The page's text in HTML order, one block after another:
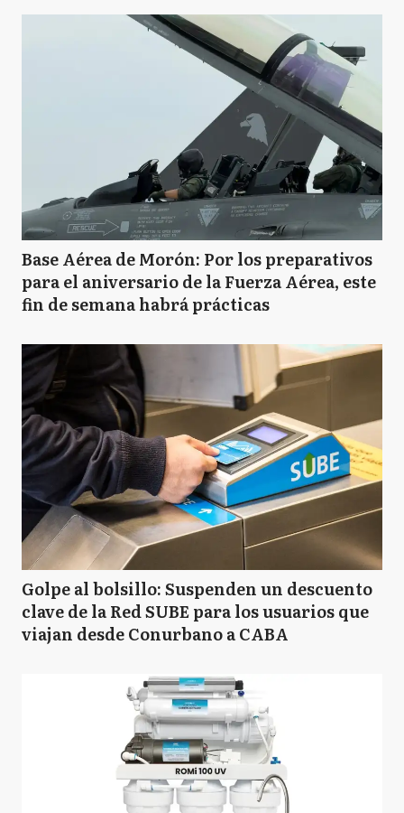
Base Aérea de Morón: Por los preparativos
para el aniversario de la Fuerza Aérea, este
fin de semana habrá prácticas
Golpe al bolsillo: Suspenden un descuento
clave de la Red SUBE para los usuarios que
viajan desde Conurbano a CABA